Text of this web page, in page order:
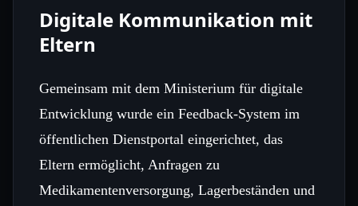
Digitale Kommunikation mit
Eltern
Gemeinsam mit dem Ministerium für digitale
Entwicklung wurde ein Feedback‑System im
öffentlichen Dienstportal eingerichtet, das
Eltern ermöglicht, Anfragen zu
Medikamentenversorgung, Lagerbeständen und